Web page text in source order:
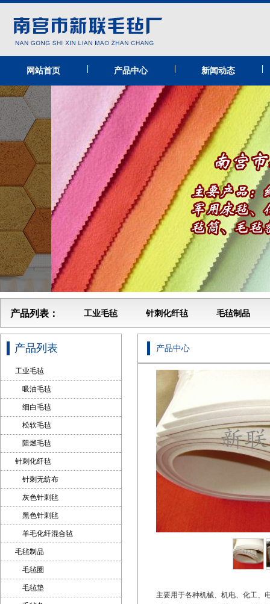
网站首页 产品中心 新闻动态
产品列表： 工业毛毡 针刺化纤毡 毛毡制品
产品列表
工业毛毡
吸油毛毡
细白毛毡
松软毛毡
阻燃毛毡
针刺化纤毡
针刺无纺布
灰色针刺毡
黑色针刺毡
羊毛化纤混合毡
毛毡制品
毛毡圈
毛毡垫
产品中心
主要用于各种机械、机电、化工、